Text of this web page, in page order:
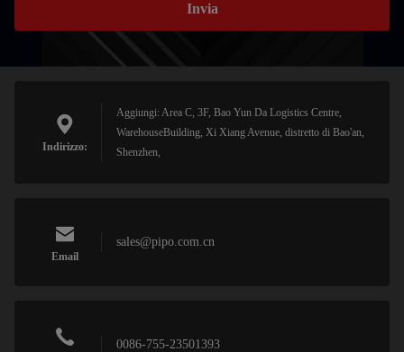
Invia
Indirizzo:
Aggiungi: Area C, 3F, Bao Yun Da Logistics Centre,
WarehouseBuilding, Xi Xiang Avenue, distretto di Bao'an,
Shenzhen,
Email
sales@pipo.com.cn
0086-755-23501393